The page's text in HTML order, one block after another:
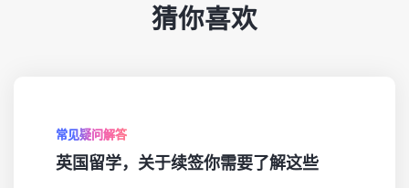
猜你喜欢
常见疑问解答
英国留学，关于续签你需要了解这些